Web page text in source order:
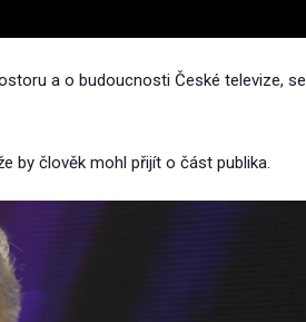
a o budoucnosti České televize, se
by člověk mohl přijít o část publika.